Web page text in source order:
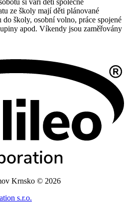
ze školy mají děti plánované
školy, osobní volno, práce spojené
apod. Víkendy jsou zaměřovány
Krnsko © 2026
s.r.o.